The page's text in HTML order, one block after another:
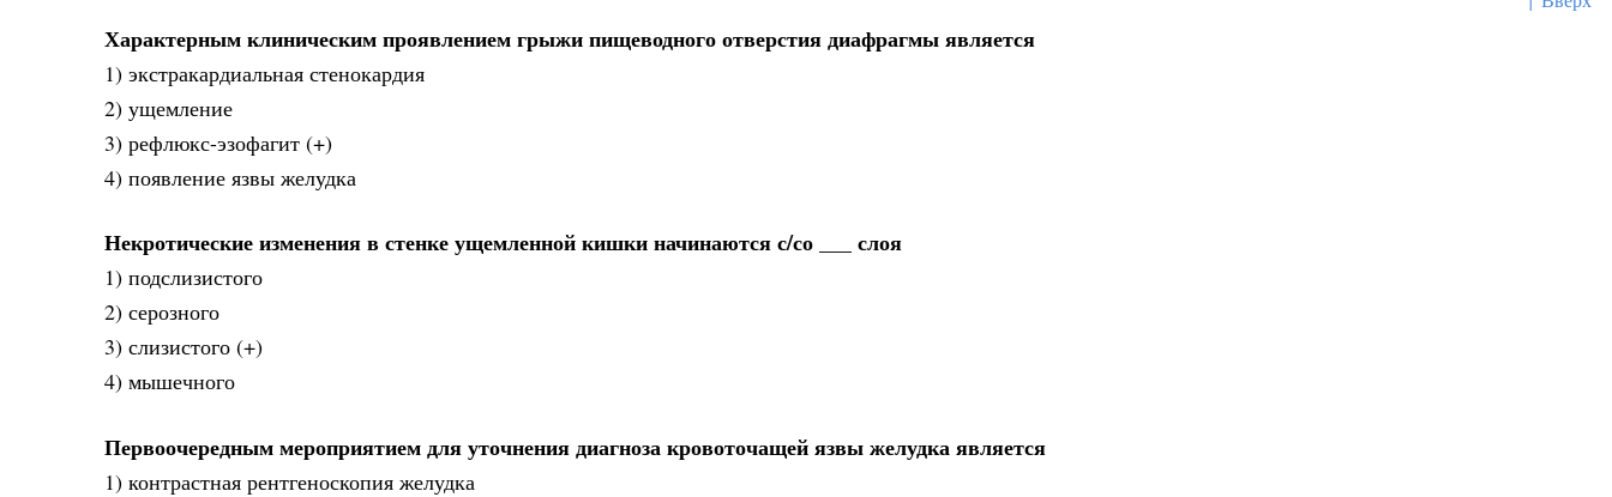
Характерным клиническим проявлением грыжи пищеводного отверстия диафрагмы является
1) экстракардиальная стенокардия
2) ущемление
3) рефлюкс-эзофагит (+)
4) появление язвы желудка
Некротические изменения в стенке ущемленной кишки начинаются с/со ___ слоя
1) подслизистого
2) серозного
3) слизистого (+)
4) мышечного
Первоочередным мероприятием для уточнения диагноза кровоточащей язвы желудка является
1) контрастная рентгеноскопия желудка